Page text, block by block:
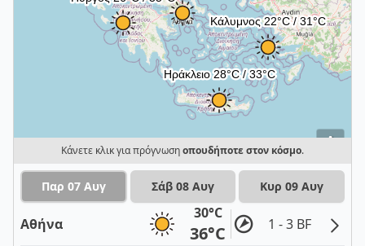
i
Κάνετε κλικ για πρόγνωσηοπουδήποτε στον κόσμο.
Παρ 07 Αυγ Σάβ 08 Αυγ Κυρ 09 Αυγ
Αθήνα
30°C
36°C 1 - 3 BF